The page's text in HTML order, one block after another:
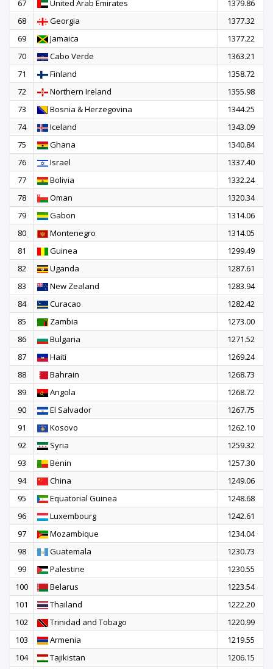
67 United Arab Emirates
1379.86
68
Georgia
1377.32
69
Jamaica
1377.22
70
Cabo Verde
1363.21
71
Finland
1358.72
72
Northern Ireland
1355.98
73
Bosnia & Herzegovina
1344.25
74
Iceland
1343.09
75
Ghana
1340.84
76
Israel
1337.40
77
Bolivia
1332.24
78
Oman
1320.34
79
Gabon
1314.06
80
Montenegro
1314.05
81
Guinea
1299.49
82
Uganda
1287.61
83
New Zealand
1283.94
84
Curacao
1282.42
85
Zambia
1273.00
86
Bulgaria
1271.52
87
Haiti
1269.24
88
Bahrain
1268.73
89
Angola
1268.72
90
El Salvador
1267.75
91
Kosovo
1262.10
92
Syria
1259.32
93
Benin
1257.30
94
China
1249.06
95
Equatorial Guinea
1248.68
96
Luxembourg
1242.61
97
Mozambique
1234.04
98
Guatemala
1230.73
99
Palestine
1230.55
100
Belarus
1223.54
101
Thailand
1222.20
102
Trinidad and Tobago
1220.99
103
Armenia
1219.55
104
Tajikistan
1206.15